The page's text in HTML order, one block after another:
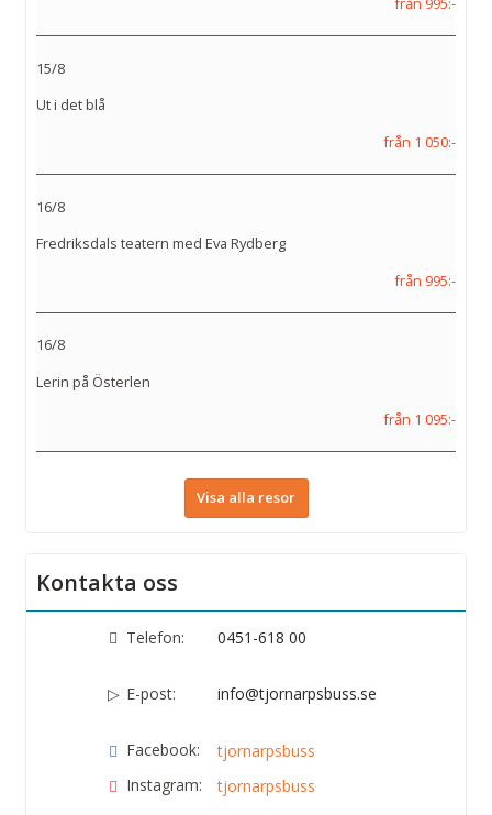
15/8
Ut i det blå
från 1 050:-
16/8
Fredriksdals teatern med Eva Rydberg
från 995:-
16/8
Lerin på Österlen
från 1 095:-
Visa alla resor
Kontakta oss
Telefon: 0451-618 00
E-post: info@tjornarpsbuss.se
Facebook:
tjornarpsbuss
Instagram:
tjornarpsbuss